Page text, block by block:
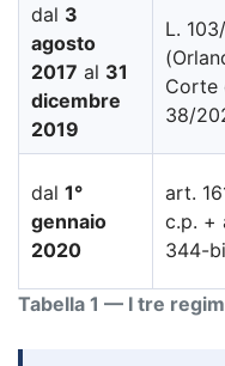
Tabella 1 — I tre
dal 3
agosto
2017 al 31
dicembre
2019
L.
Corte
38/
dal 1°
gennaio
2020
art.
c.p. +
344-